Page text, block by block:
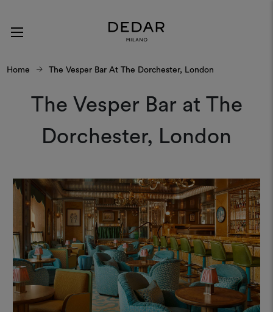
Home The Vesper Bar At The Dorchester, London
The Vesper Bar at The
Dorchester, London